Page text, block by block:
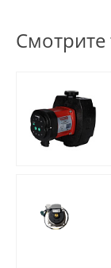
Смотрите